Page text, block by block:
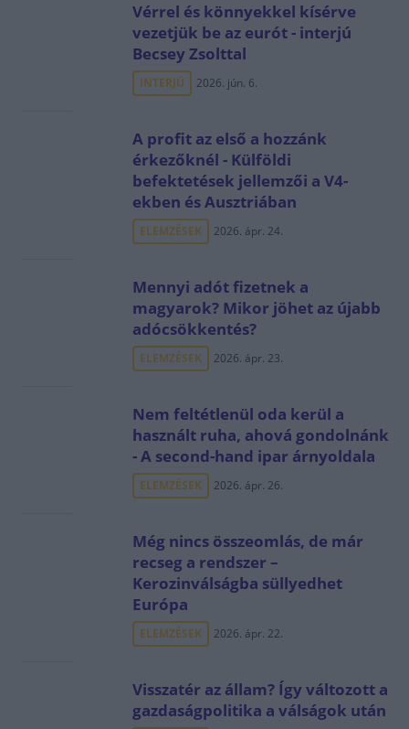
Vérrel és könnyekkel kísérve
vezetjük be az eurót - interjú
Becsey Zsolttal
INTERJÚ 2026. jún. 6.
A profit az első a hozzánk
érkezőknél - Külföldi
befektetések jellemzői a V4-
ekben és Ausztriában
ELEMZÉSEK 2026. ápr. 24.
Mennyi adót fizetnek a
magyarok? Mikor jöhet az újabb
adócsökkentés?
ELEMZÉSEK 2026. ápr. 23.
Nem feltétlenül oda kerül a
használt ruha, ahová gondolnánk
- A second-hand ipar árnyoldala
ELEMZÉSEK 2026. ápr. 26.
Még nincs összeomlás, de már
recseg a rendszer –
Kerozinválságba süllyedhet
Európa
ELEMZÉSEK 2026. ápr. 22.
Visszatér az állam? Így változott a
gazdaságpolitika a válságok után